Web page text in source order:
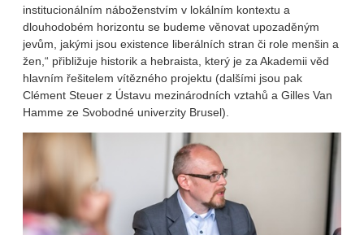
institucionálním náboženstvím v lokálním kontextu a
dlouhodobém horizontu se budeme věnovat upozaděným
jevům, jakými jsou existence liberálních stran či role menšin a
žen,“ přibližuje historik a hebraista, který je za Akademii věd
hlavním řešitelem vítězného projektu (dalšími jsou pak
Clément Steuer z Ústavu mezinárodních vztahů a Gilles Van
Hamme ze Svobodné univerzity Brusel).